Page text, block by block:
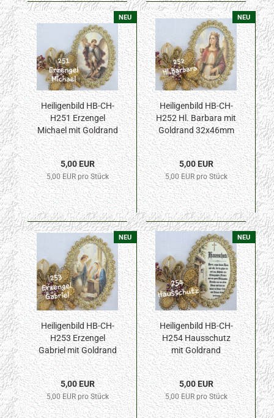
NEU
Heiligenbild HB-CH-
H251 Erzengel
Michael mit Goldrand
32x46mm
5,00 EUR
5,00 EUR pro Stück
NEU
Heiligenbild HB-CH-
H252 Hl. Barbara mit
Goldrand 32x46mm
5,00 EUR
5,00 EUR pro Stück
NEU
Heiligenbild HB-CH-
H253 Erzengel
Gabriel mit Goldrand
32x46mm
5,00 EUR
5,00 EUR pro Stück
NEU
Heiligenbild HB-CH-
H254 Hausschutz
mit Goldrand
32x46mm
5,00 EUR
5,00 EUR pro Stück